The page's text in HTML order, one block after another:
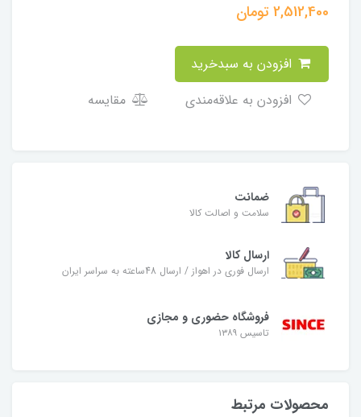
2,512,400تومان
مقایسه
ضمانت
سلامت و اصالت کالا
ارسال کالا
ارسال فوری در اهواز / ارسال 48ساعته به سراسر ایران
فروشگاه حضوری و مجازی
تاسیس ۱۳۸۹
محصولات مرتبط